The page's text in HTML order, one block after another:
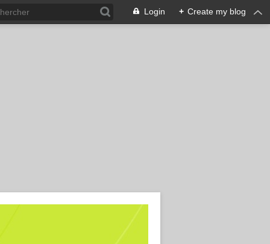
Login + Create my blog